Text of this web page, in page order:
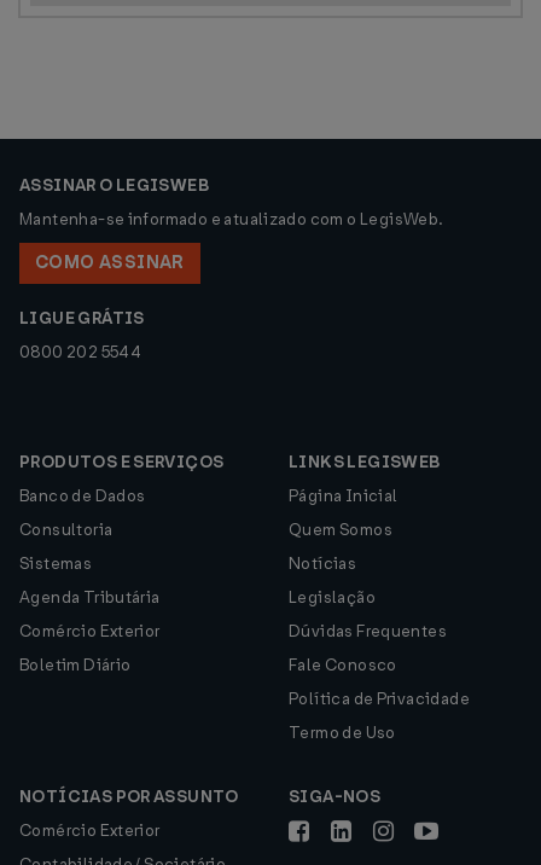
ASSINAR O LEGISWEB
Mantenha-se informado e atualizado com o LegisWeb.
COMO ASSINAR
LIGUE GRÁTIS
0800 202 5544
PRODUTOS E SERVIÇOS
Banco de Dados
Consultoria
Sistemas
Agenda Tributária
Comércio Exterior
Boletim Diário
LINKS LEGISWEB
Página Inicial
Quem Somos
Notícias
Legislação
Dúvidas Frequentes
Fale Conosco
Política de Privacidade
Termo de Uso
NOTÍCIAS POR ASSUNTO
Comércio Exterior
SIGA-NOS